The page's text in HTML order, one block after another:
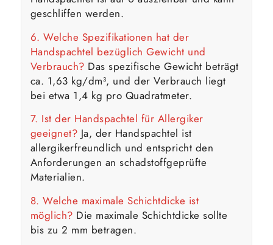
geschliffen werden.
6. Welche Spezifikationen hat der
Handspachtel bezüglich Gewicht und
Verbrauch? Das spezifische Gewicht beträgt
ca. 1,63 kg/dm³, und der Verbrauch liegt
bei etwa 1,4 kg pro Quadratmeter.
7. Ist der Handspachtel für Allergiker
geeignet? Ja, der Handspachtel ist
allergikerfreundlich und entspricht den
Anforderungen an schadstoffgeprüfte
Materialien.
8. Welche maximale Schichtdicke ist
möglich? Die maximale Schichtdicke sollte
bis zu 2 mm betragen.